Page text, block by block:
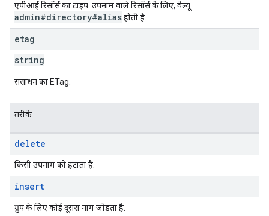
एपीआई रिसॉर्स का टाइप. उपनाम वाले रिसॉर्स के लिए, वैल्यू
admin#directory#aliasहोती है.
etag
string
संसाधन का ETag.
तरीके
delete
किसी उपनाम को हटाता है.
insert
ग्रुप के लिए कोई दूसरा नाम जोड़ता है.